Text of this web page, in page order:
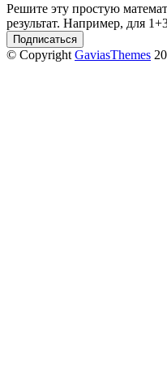
Решите эту простую
результат. Например, для
© Copyright GaviasThemes